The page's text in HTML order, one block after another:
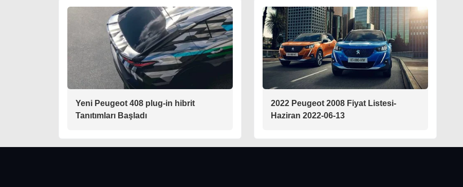
Yeni Peugeot 408 plug-in hibrit
Tanıtımları Başladı
2022 Peugeot 2008 Fiyat Listesi-
Haziran 2022-06-13